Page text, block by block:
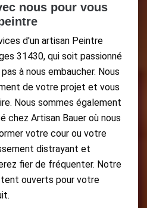
nous pour vous
d'un artisan Peintre
31430, qui soit passionné
à nous embaucher. Nous
de votre projet et vous
Nous sommes également
chez Artisan Bauer où nous
votre cour ou votre
distrayant et
fier de fréquenter. Notre
ouverts pour votre